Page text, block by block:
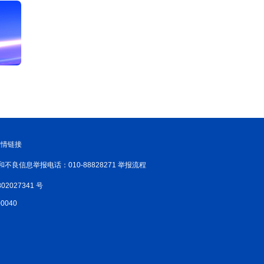
链接
不良信息举报电话：010-88828271 举报流程
号